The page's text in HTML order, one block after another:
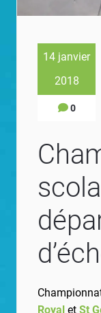
14 janvier
2018
0
Royal et St